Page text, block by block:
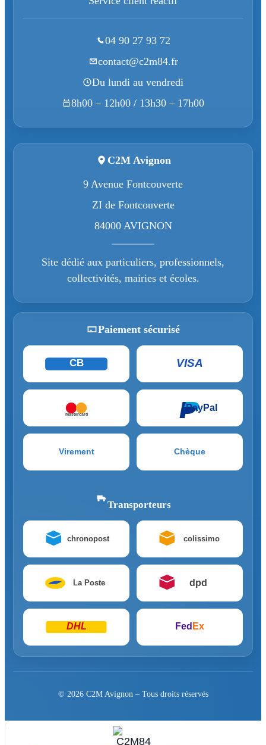
04 90 27 93 72
contact@c2m84.fr
Du lundi au vendredi
8h00 – 12h00 / 13h30 – 17h00
C2M Avignon
9 Avenue Fontcouverte
ZI de Fontcouverte
84000 AVIGNON
Site dédié aux particuliers, professionnels,
collectivités, mairies et écoles.
Paiement sécurisé
CB VISA
mastercard
PayPal
Virement Chèque
Transporteurs
chronopost colissimo
La Poste dpd
DHL Fed Ex
© 2026 C2M Avignon – Tous droits réservés